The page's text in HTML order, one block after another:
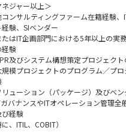
ネジャー以上＞
コンサルティングファーム在籍経験
経験、SIベンダー
はIT企画部門における5年以上の実
経験
及びシステム構想策定プロジェク
規模プロジェクトのプログラム／プ
リューション（パッケージ）及びベ
ガバナンスやITオペレーション管理全
び経験
に、ITIL、COBIT）